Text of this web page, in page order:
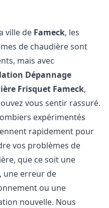
ville de Fameck, les
de chaudière sont
mais avec
Dépannage
Frisquet Fameck,
vous sentir rassuré.
expérimentés
rapidement pour
vos problèmes de
que ce soit une
une erreur de
ou une
nouvelle. Nous